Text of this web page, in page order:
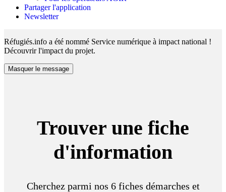
Partager l'application
Newsletter
Réfugiés.info a été nommé Service numérique à impact national !
Découvrir l'impact du projet.
Masquer le message
Trouver une fiche
d'information
Cherchez parmi nos 6 fiches démarches et